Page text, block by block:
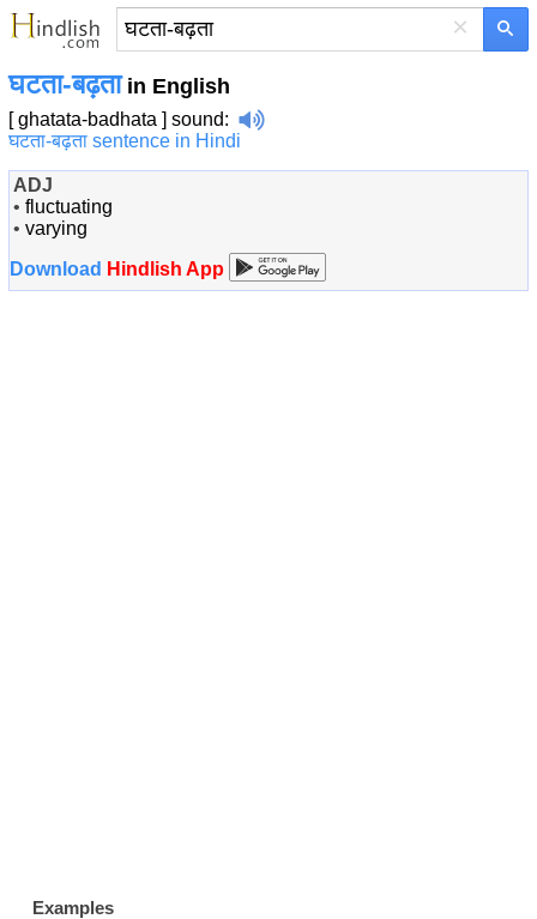
×
घटता-बढ़ताin English
[ ghatata-badhata ] sound:
घटता-बढ़ता sentence in Hindi
ADJ
• fluctuating
• varying
Download Hindlish App
Examples